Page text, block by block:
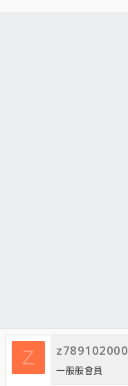
Z z789102000
一般般會員